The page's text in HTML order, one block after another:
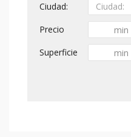
Ciudad:
Ciudad:
Precio
Superficie